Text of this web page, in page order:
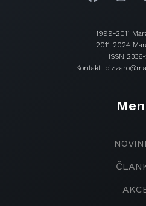
1999-2011
2011-2024
ISSN
Kontakt: